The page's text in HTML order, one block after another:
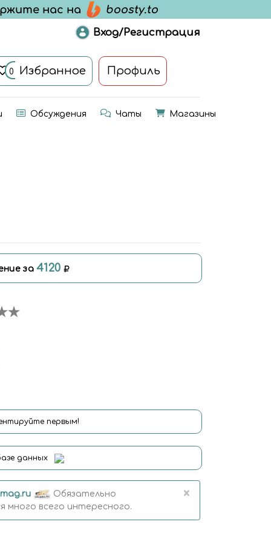
Вход/Регистрация
0 Избранное Профиль
Обсуждения Чаты Магазины
за4120
первым!
данных
Обязательно
всего интересного.
×